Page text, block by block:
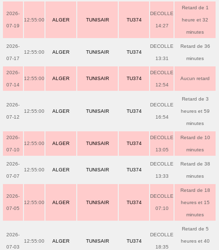
2026-
07-19
12:55:00 ALGER TUNISAIR TU374
DECOLLE
14:27
Retard de 1
heure et 32
minutes
2026-
07-17
12:55:00 ALGER TUNISAIR TU374
DECOLLE
13:31
Retard de 36
minutes
2026-
07-14
12:55:00 ALGER TUNISAIR TU374
DECOLLE
12:54
Aucun retard
2026-
07-12
12:55:00 ALGER TUNISAIR TU374
DECOLLE
16:54
Retard de 3
heures et 59
minutes
2026-
07-10
12:55:00 ALGER TUNISAIR TU374
DECOLLE
13:05
Retard de 10
minutes
2026-
07-07
12:55:00 ALGER TUNISAIR TU374
DECOLLE
13:33
Retard de 38
minutes
2026-
07-05
12:55:00 ALGER TUNISAIR TU374
DECOLLE
07:10
Retard de 18
heures et 15
minutes
2026-
07-03
12:55:00 ALGER TUNISAIR TU374
DECOLLE
18:35
Retard de 5
heures et 40